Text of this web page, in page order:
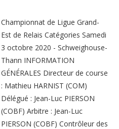
Championnat de Ligue Grand-
Est de Relais Catégories Samedi
3 octobre 2020 - Schweighouse-
Thann INFORMATION
GÉNÉRALES Directeur de course
: Mathieu HARNIST (COM)
Délégué : Jean-Luc PIERSON
(COBF) Arbitre : Jean-Luc
PIERSON (COBF) Contrôleur des